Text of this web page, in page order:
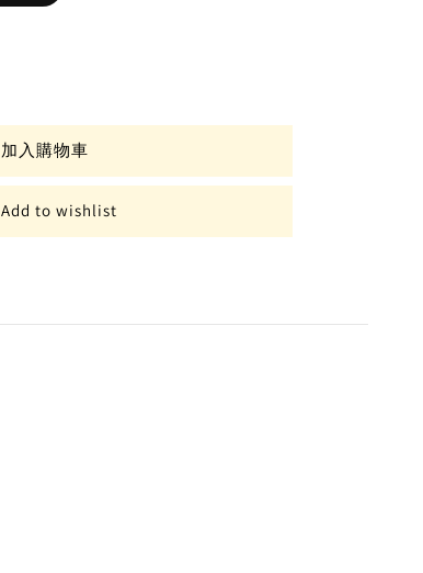
加入購物車
Add to wishlist